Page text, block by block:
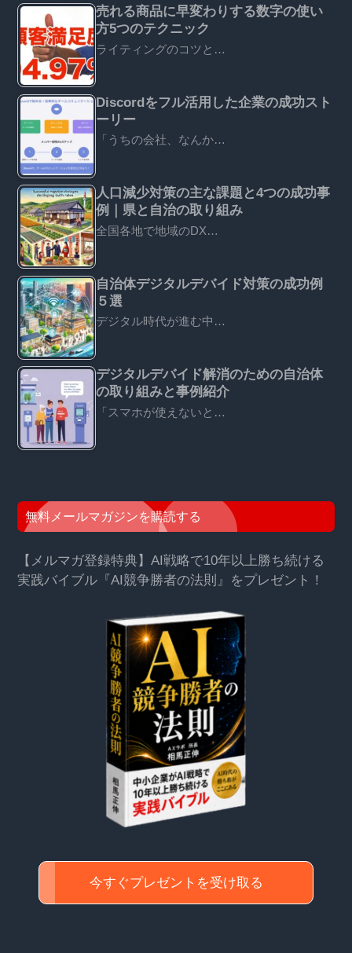
売れる商品に早変わりする数字の使い
方5つのテクニック
ライティングのコツと…
Discordをフル活用した企業の成功スト
ーリー
「うちの会社、なんか…
人口減少対策の主な課題と4つの成功事
例｜県と自治の取り組み
全国各地で地域のDX…
自治体デジタルデバイド対策の成功例
５選
デジタル時代が進む中…
デジタルデバイド解消のための自治体
の取り組みと事例紹介
「スマホが使えないと…
無料メールマガジンを購読する
【メルマガ登録特典】AI戦略で10年以上勝ち続ける
実践バイブル『AI競争勝者の法則』をプレゼント！
今すぐプレゼントを受け取る